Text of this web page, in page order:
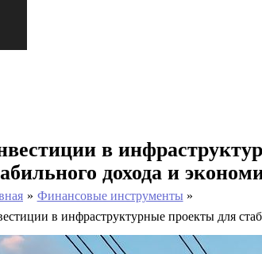
в
дохода и
Финансовые инструменты
в инфраструктурные проекты для